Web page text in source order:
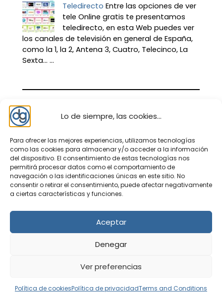
Lo de siempre, las cookies...
Para ofrecer las mejores experiencias, utilizamos tecnologías
como las cookies para almacenar y/o acceder a la información
del dispositivo. El consentimiento de estas tecnologías nos
permitirá procesar datos como el comportamiento de
navegación o las identificaciones únicas en este sitio. No
consentir o retirar el consentimiento, puede afectar negativamente
a ciertas características y funciones.
Aceptar
Denegar
Ver preferencias
Política de cookiesPolítica de privacidadTerms and Conditions
Teledirecto Entre las opciones de ver
tele Online gratis te presentamos
teledirecto, en esta Web puedes ver
los canales de televisión en general de España,
como la 1, la 2, Antena 3, Cuatro, Telecinco, La
Sexta… ...
Nosotros – contacto
Aviso legal